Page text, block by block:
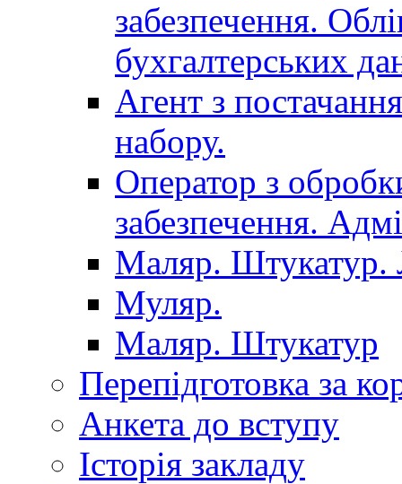
забезпечення.
бухгалтерських
Агент з
набору.
Оператор з
забезпечення.
Маляр. Штукатур.
Муляр.
Маляр. Штукатур
Перепідготовка за
Анкета до вступу
Історія закладу